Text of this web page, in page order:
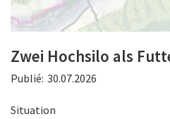
Zwei Hochsilo als
Publié: 30.07.2026
Situation